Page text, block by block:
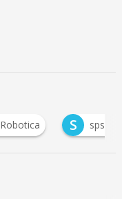
Robotica S sps